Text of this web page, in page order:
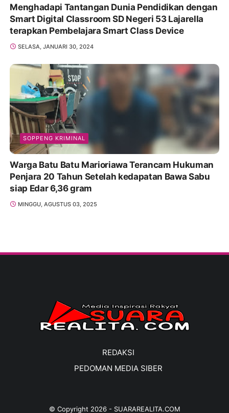
Menghadapi Tantangan Dunia Pendidikan dengan
Smart Digital Classroom SD Negeri 53 Lajarella
terapkan Pembelajara Smart Class Device
SELASA, JANUARI 30, 2024
SOPPENG KRIMINAL
Warga Batu Batu Marioriawa Terancam Hukuman
Penjara 20 Tahun Setelah kedapatan Bawa Sabu
siap Edar 6,36 gram
MINGGU, AGUSTUS 03, 2025
REDAKSI
PEDOMAN MEDIA SIBER
© Copyright 2026- SUARAREALITA.COM